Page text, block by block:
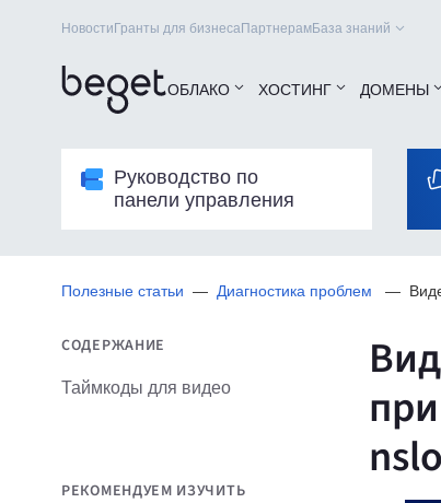
НовостиГранты для бизнесаПартнерамБаза знаний
ОБЛАКО ХОСТИНГ ДОМЕНЫ
Руководство по
панели управления
Полезные статьи Диагностика проблем
СОДЕРЖАНИЕ
Таймкоды для видео
РЕКОМЕНДУЕМ ИЗУЧИТЬ